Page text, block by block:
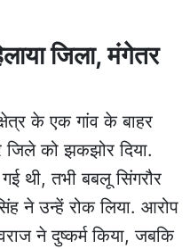
जिला, मंगेतर
के एक गांव के बाहर
जिले को झकझोर दिया.
थी, तभी बबलू सिंगरौर
ने उन्हें रोक लिया. आरोप
ने दुष्कर्म किया, जबकि